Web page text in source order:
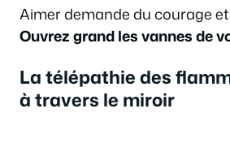
Aimer demande du courage et
Ouvrez grand les vannes de
La télépathie des
à travers le miroir